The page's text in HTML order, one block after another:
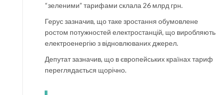
“зеленими” тарифами склала 26 млрд грн.
Герус зазначив, що таке зростання обумовлене
ростом потужностей електростанцій, що виробляють
електроенергію з відновлюваних джерел.
Депутат зазначив, що в європейських країнах тариф
переглядається щорічно.